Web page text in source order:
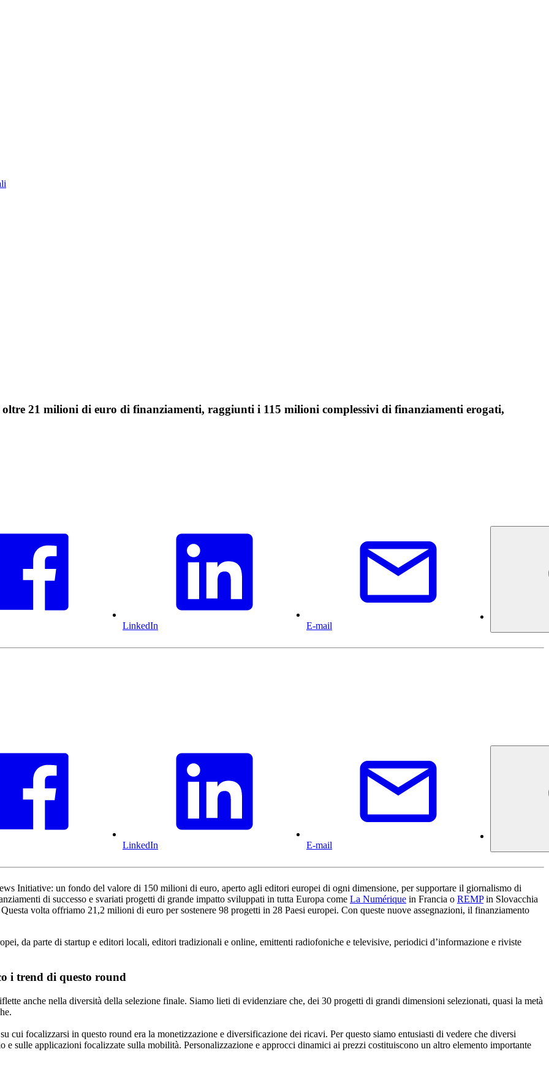
21 milioni di euro di finanziamenti, raggiunti i 115 milioni complessivi di finanziamenti erogati,
LinkedIn E-mail
LinkedIn E-mail
Initiative: un fondo del valore di 150 milioni di euro, aperto agli editori europei di ogni dimensione, per supportare il giornalismo di
di successo e svariati progetti di grande impatto sviluppati in tutta Europa come La Numérique in Francia o REMPin Slovacchia
volta offriamo 21,2 milioni di euro per sostenere 98 progetti in 28 Paesi europei. Con queste nuove assegnazioni, il finanziamento
da parte di startup e editori locali, editori tradizionali e online, emittenti radiofoniche e televisive, periodici d’informazione e riviste
i trend di questo round
anche nella diversità della selezione finale. Siamo lieti di evidenziare che, dei 30 progetti di grandi dimensioni selezionati, quasi la metà
cui focalizzarsi in questo round era la monetizzazione e diversificazione dei ricavi. Per questo siamo entusiasti di vedere che diversi
sulle applicazioni focalizzate sulla mobilità. Personalizzazione e approcci dinamici ai prezzi costituiscono un altro elemento importante